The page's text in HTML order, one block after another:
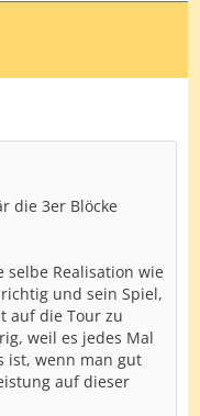
die 3er Blöcke
Realisation wie
und sein Spiel,
auf die Tour zu
weil es jedes Mal
ist, wenn man gut
auf dieser